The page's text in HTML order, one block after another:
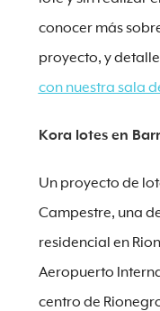
conocer más
proyecto, y
con nuestra sala
Kora lotes en
Un proyecto de
Campestre, una
residencial en
Aeropuerto
centro de